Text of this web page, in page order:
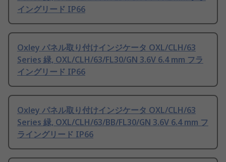
イングリード IP66
Oxley パネル取り付けインジケータ OXL/CLH/63
Series 緑, OXL/CLH/63/FL30/GN 3.6V 6.4 mm フラ
イングリード IP66
Oxley パネル取り付けインジケータ OXL/CLH/63
Series 緑, OXL/CLH/63/BB/FL30/GN 3.6V 6.4 mm フ
ライングリード IP66